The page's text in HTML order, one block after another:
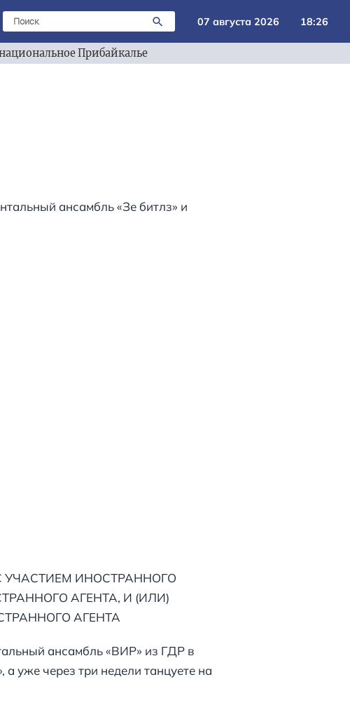
07 августа 2026 18:26
Прибайкалье
ансамбль «Зе битлз» и
ИНОСТРАННОГО
АГЕНТА, И (ИЛИ)
АГЕНТА
ансамбль «ВИР» из ГДР в
уже через три недели танцуете на